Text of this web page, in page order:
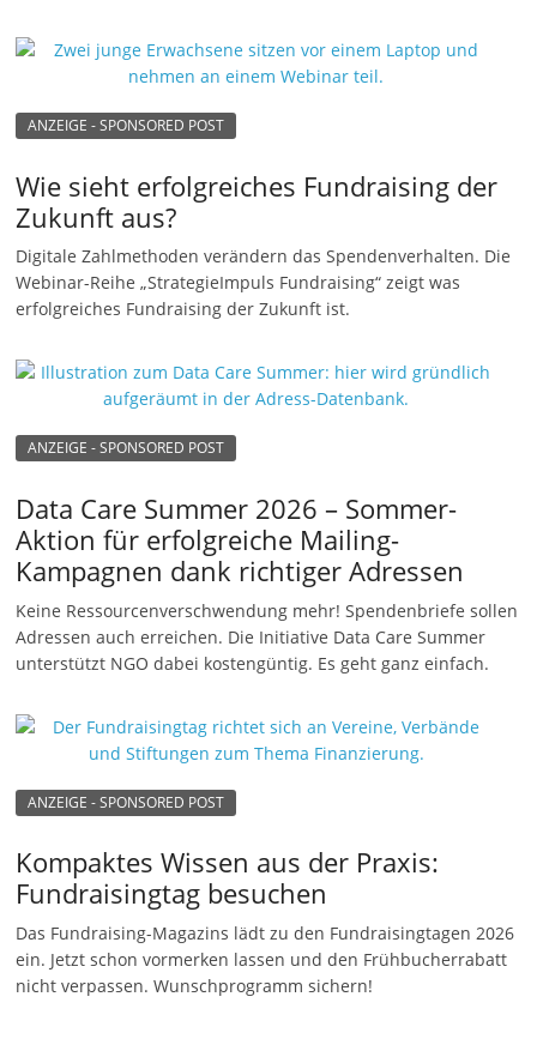
e
ANZEIGE - SPONSORED POST
Wie sieht erfolgreiches Fundraising der
Zukunft aus?
Digitale Zahlmethoden verändern das Spendenverhalten. Die
Webinar-Reihe „StrategieImpuls Fundraising“ zeigt was
erfolgreiches Fundraising der Zukunft ist.
ANZEIGE - SPONSORED POST
Data Care Summer 2026 – Sommer-
Aktion für erfolgreiche Mailing-
Kampagnen dank richtiger Adressen
Keine Ressourcenverschwendung mehr! Spendenbriefe sollen
Adressen auch erreichen. Die Initiative Data Care Summer
unterstützt NGO dabei kostengüntig. Es geht ganz einfach.
ANZEIGE - SPONSORED POST
Kompaktes Wissen aus der Praxis:
Fundraisingtag besuchen
Das Fundraising-Magazins lädt zu den Fundraisingtagen 2026
ein. Jetzt schon vormerken lassen und den Frühbucherrabatt
nicht verpassen. Wunschprogramm sichern!